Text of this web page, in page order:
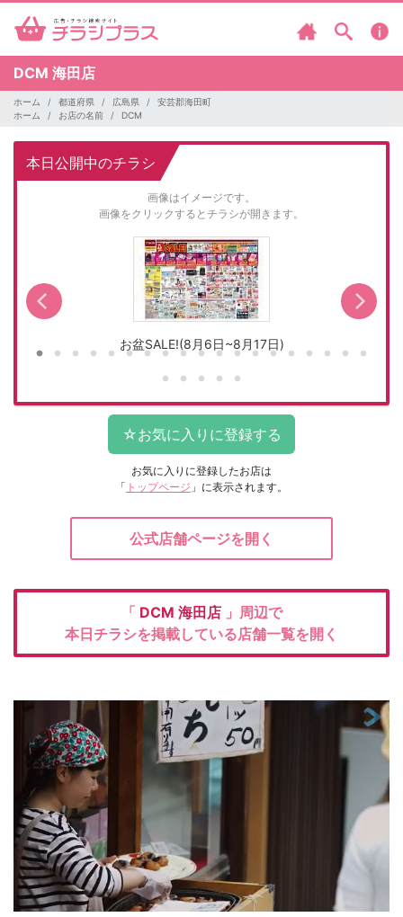
DCM 海田店
ホーム 都道府県 広島県
安芸郡海田町
ホーム
お店の名前 DCM
本日公開中のチラシ
画像はイメージです。
画像をクリックするとチラシが開きます。
お盆SALE!(8月6日~8月17日)
お気に入りに登録したお店は
「 トップページ 」に表示されます。
公式店舗ページを開く
「 DCM 海田店 」周辺で
本日チラシを掲載している店舗一覧を開く